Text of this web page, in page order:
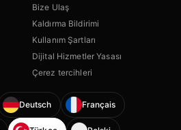
Bize Ulaş
Kaldırma Bildirimi
Kullanım Şartları
Dijital Hizmetler Yasası
Çerez tercihleri
Deutsch Français